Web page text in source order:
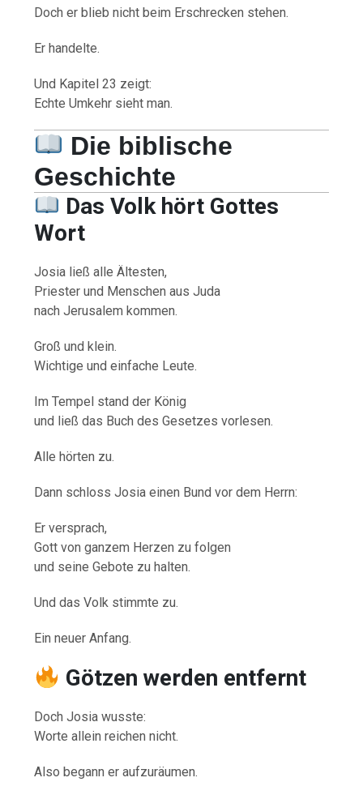
Doch er blieb nicht beim Erschrecken stehen.
Er handelte.
Und Kapitel 23 zeigt:
Echte Umkehr sieht man.
Die biblische
Geschichte
Das Volk hört Gottes
Wort
Josia ließ alle Ältesten,
Priester und Menschen aus Juda
nach Jerusalem kommen.
Groß und klein.
Wichtige und einfache Leute.
Im Tempel stand der König
und ließ das Buch des Gesetzes vorlesen.
Alle hörten zu.
Dann schloss Josia einen Bund vor dem Herrn:
Er versprach,
Gott von ganzem Herzen zu folgen
und seine Gebote zu halten.
Und das Volk stimmte zu.
Ein neuer Anfang.
Götzen werden entfernt
Doch Josia wusste:
Worte allein reichen nicht.
Also begann er aufzuräumen.